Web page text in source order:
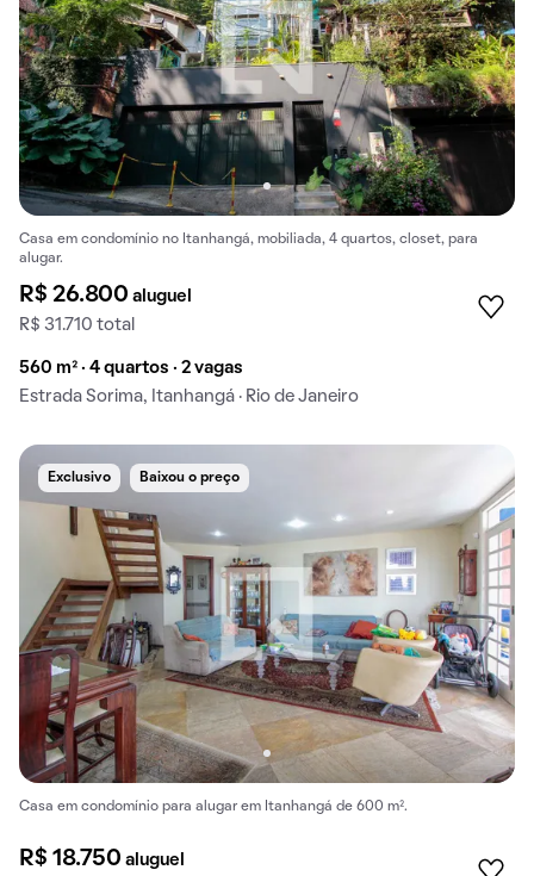
Casa em condomínio no Itanhangá, mobiliada, 4 quartos, closet, para
alugar.
R$ 26.800aluguel
R$ 31.710 total
560 m² · 4 quartos · 2 vagas
Estrada Sorima, Itanhangá · Rio de Janeiro
Exclusivo Baixou o preço
Casa em condomínio para alugar em Itanhangá de 600 m².
R$ 18.750aluguel